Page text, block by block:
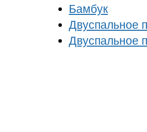
Бамбук
Двуспальное
Двуспальное